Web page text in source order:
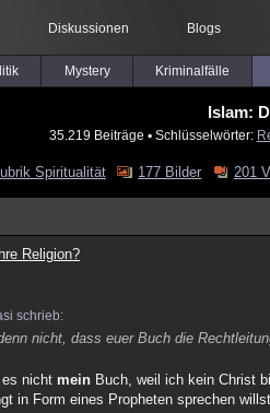
Diskussionen Blogs
Mystery Kriminalfälle
Islam:
35.219 Beiträge ▪ Schlüsselwörter:
Spiritualität 177 Bilder 201
Religion?
schrieb:
nicht, dass euer Buch die
nicht mein Buch, weil ich kein Christ
in Form eines Propheten sprechen